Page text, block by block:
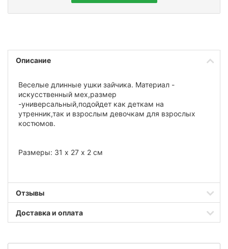
Описание
Веселые длинные ушки зайчика. Материал -
искусственный мех,размер
-универсальный,подойдет как деткам на
утренник,так и взрослым девочкам для взрослых
костюмов.
Размеры: 31 х 27 х 2 см
Отзывы
Доставка и оплата